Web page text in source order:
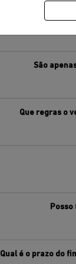
São
Que regras o
Posso
Qual é o prazo do